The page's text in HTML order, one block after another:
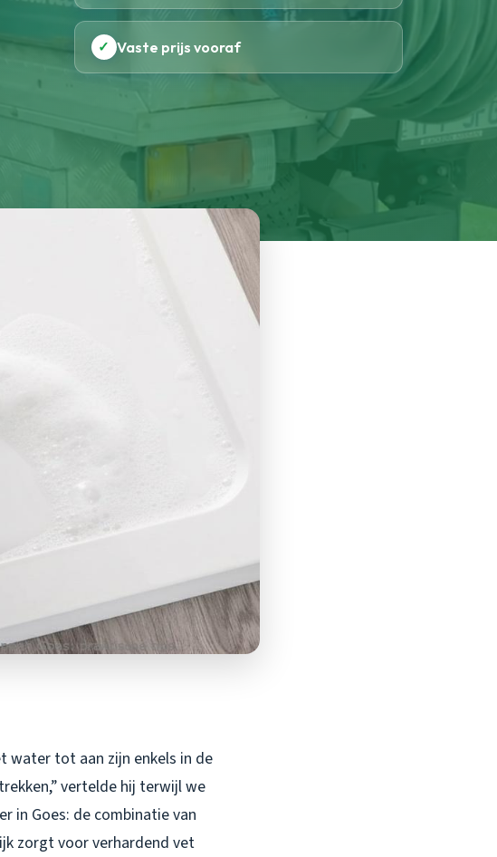
✓ Vaste prijs vooraf
water tot aan zijn enkels in de
vertelde hij terwijl we
in Goes: de combinatie van
zorgt voor verhardend vet